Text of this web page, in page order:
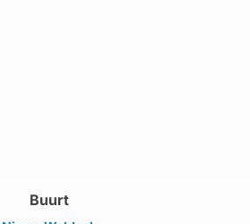
Buurt